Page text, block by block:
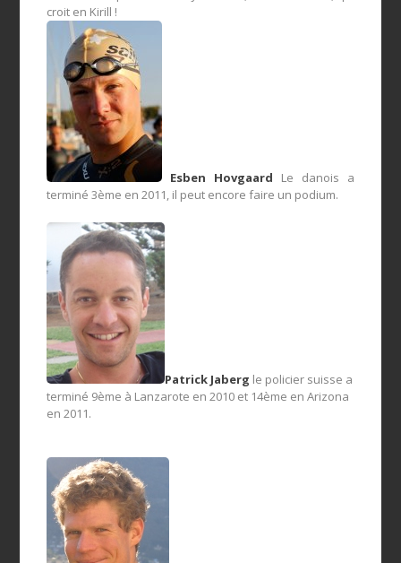
croit en Kirill !
Esben Hovgaard Le danois a
terminé 3ème en 2011, il peut encore faire un podium.
Patrick Jaberg le policier suisse a
terminé 9ème à Lanzarote en 2010 et 14ème en Arizona
en 2011.